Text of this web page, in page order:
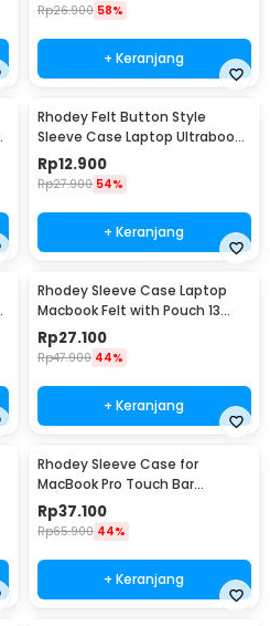
Rp26.900 58%
+ Keranjang
Rhodey Felt Button Style
Sleeve Case Laptop Ultrabook
13 Inch - DA58
Rp12.900
Rp27.900 54%
+ Keranjang
Rhodey Sleeve Case Laptop
Macbook Felt with Pouch 13
Inch - AK01
Rp27.100
Rp47.900 44%
+ Keranjang
Rhodey Sleeve Case for
MacBook Pro Touch Bar
Neoprene with Pouch 13 Inch -
YG6005
Rp37.100
Rp65.900 44%
+ Keranjang